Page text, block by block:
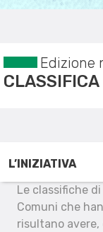
Edizione
CLASSIFICA
L’INIZIATIVA
Le classifiche
Comuni che
risultano